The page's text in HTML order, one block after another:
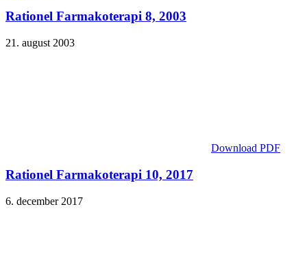
Rationel Farmakoterapi 8, 2003
21. august 2003
Download PDF
Rationel Farmakoterapi 10, 2017
6. december 2017